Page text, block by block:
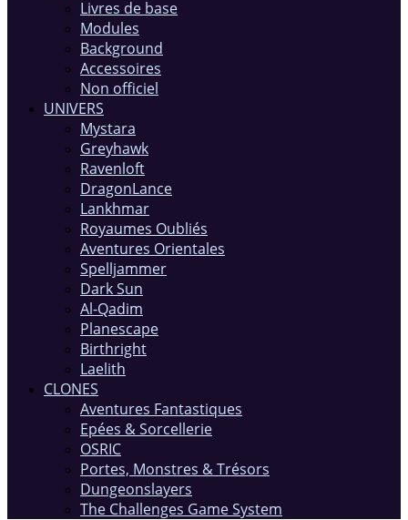
Livres de base
Modules
Background
Accessoires
Non officiel
UNIVERS
Mystara
Greyhawk
Ravenloft
DragonLance
Lankhmar
Royaumes Oubliés
Aventures Orientales
Spelljammer
Dark Sun
Al-Qadim
Planescape
Birthright
Laelith
CLONES
Aventures Fantastiques
Epées & Sorcellerie
OSRIC
Portes, Monstres & Trésors
Dungeonslayers
The Challenges Game System